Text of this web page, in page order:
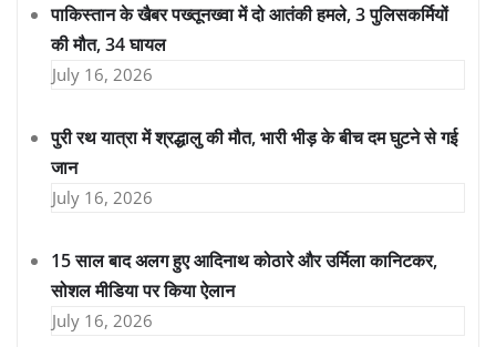
पाकिस्तान के खैबर पख्तूनख्वा में दो आतंकी हमले, 3 पुलिसकर्मियों
की मौत, 34 घायल
July 16, 2026
पुरी रथ यात्रा में श्रद्धालु की मौत, भारी भीड़ के बीच दम घुटने से गई
जान
July 16, 2026
15 साल बाद अलग हुए आदिनाथ कोठारे और उर्मिला कानिटकर,
सोशल मीडिया पर किया ऐलान
July 16, 2026